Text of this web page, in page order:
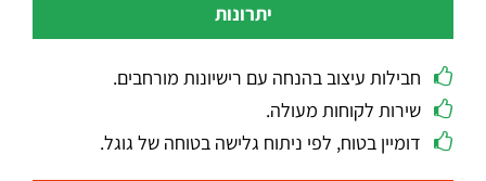
יתרונות
חבילות עיצוב בהנחה עם רישיונות מורחבים.
שירות לקוחות מעולה.
דומיין בטוח, לפי ניתוח גלישה בטוחה של גוגל.